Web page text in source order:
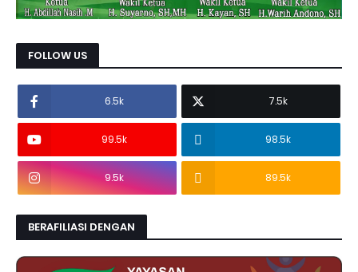
FOLLOW US
6.5k 7.5k
99.5k 98.5k
9.5k 89.5k
BERAFILIASI DENGAN